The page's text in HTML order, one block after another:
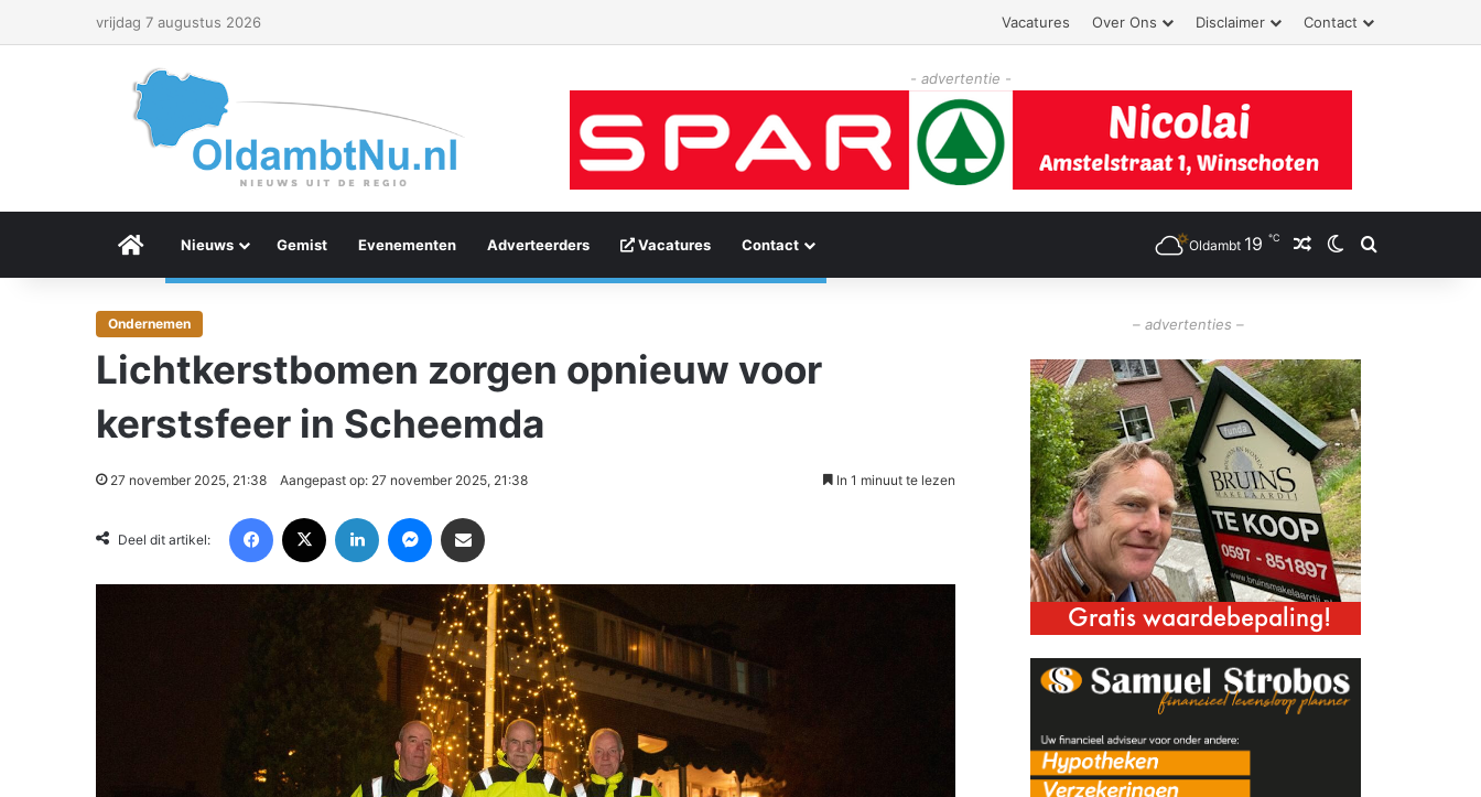
vrijdag 7 augustus 2026 Vacatures Over Ons Disclaimer Contact
- advertentie -
Menu Item
Nieuws Gemist Evenementen Adverteerders Vacatures Contact Oldambt 19 ℃ Willekeurig artikel
Switch skin
Zoeken
Ondernemen
Lichtkerstbomen zorgen opnieuw voor
kerstsfeer in Scheemda
27 november 2025, 21:38 Aangepast op: 27 november 2025, 21:38 In 1 minuut te lezen
Deel dit artikel:
– advertenties –